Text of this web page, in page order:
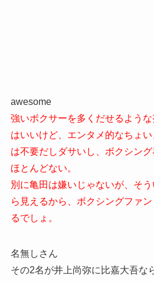
awesome
強いボクサーを多くだせるよう
はいいけど、エンタメ的なちょ
は不要だしダサいし、ボクシン
ほとんどない。
別に亀田は嫌いじゃないが、そ
ら見えるから、ボクシングファ
るでしょ。
名無しさん
その2名が井上尚弥に比嘉大吾な